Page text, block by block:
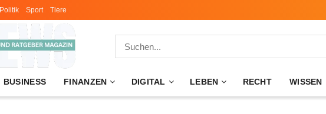
Politik Sport Tiere
BUSINESS FINANZEN DIGITAL LEBEN RECHT WISSEN